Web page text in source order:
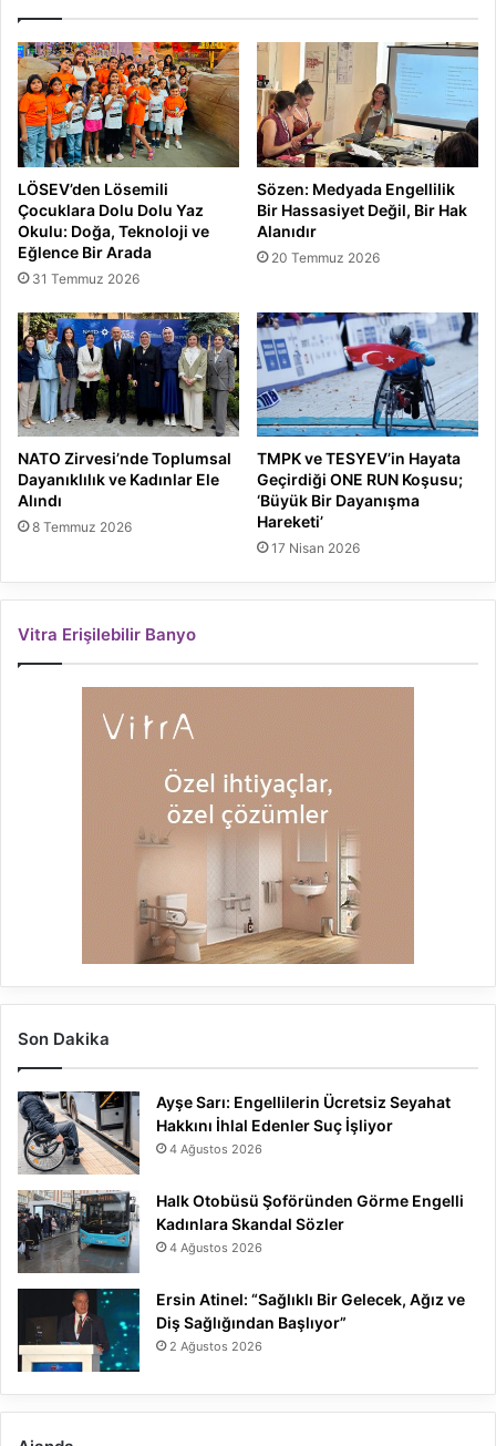
LÖSEV’den Lösemili
Çocuklara Dolu Dolu Yaz
Okulu: Doğa, Teknoloji ve
Eğlence Bir Arada
31 Temmuz 2026
Sözen: Medyada Engellilik
Bir Hassasiyet Değil, Bir Hak
Alanıdır
20 Temmuz 2026
NATO Zirvesi’nde Toplumsal
Dayanıklılık ve Kadınlar Ele
Alındı
8 Temmuz 2026
TMPK ve TESYEV’in Hayata
Geçirdiği ONE RUN Koşusu;
‘Büyük Bir Dayanışma
Hareketi’
17 Nisan 2026
Vitra Erişilebilir Banyo
Son Dakika
Ayşe Sarı: Engellilerin Ücretsiz Seyahat
Hakkını İhlal Edenler Suç İşliyor
4 Ağustos 2026
Halk Otobüsü Şoföründen Görme Engelli
Kadınlara Skandal Sözler
4 Ağustos 2026
Ersin Atinel: “Sağlıklı Bir Gelecek, Ağız ve
Diş Sağlığından Başlıyor”
2 Ağustos 2026